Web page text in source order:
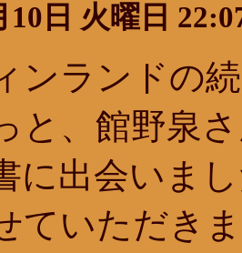
10日 火曜日
ンランドの
と、館野泉
に出会いま
ていただき